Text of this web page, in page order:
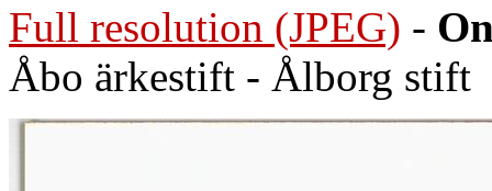
Full resolution (JPEG) -
Åbo ärkestift - Ålborg stift